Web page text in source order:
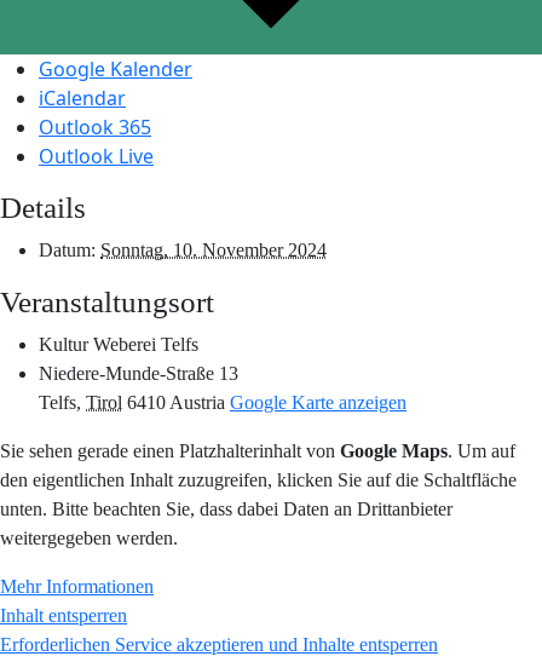
Google Kalender
iCalendar
Outlook 365
Outlook Live
Details
Datum: Sonntag, 10. November 2024
Veranstaltungsort
Kultur Weberei Telfs
Niedere-Munde-Straße 13
Telfs, Tirol 6410Austria Google Karte anzeigen
Sie sehen gerade einen Platzhalterinhalt von Google Maps. Um auf
den eigentlichen Inhalt zuzugreifen, klicken Sie auf die Schaltfläche
unten. Bitte beachten Sie, dass dabei Daten an Drittanbieter
weitergegeben werden.
Mehr Informationen
Inhalt entsperren
Erforderlichen Service akzeptieren und Inhalte entsperren